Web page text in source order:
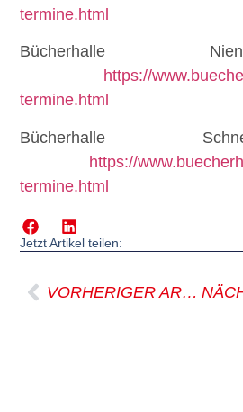
termine.html
Bücherhalle
https://
termine.html
Bücherhalle
https://
termine.html
Jetzt Artikel teilen:
VORHERIGER ARTIKEL